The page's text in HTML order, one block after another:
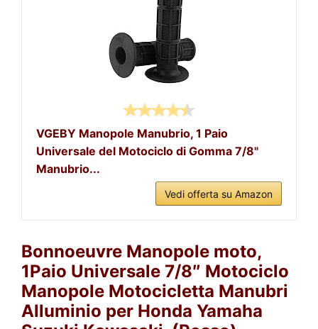
VGEBY Manopole Manubrio, 1 Paio
Universale del Motociclo di Gomma 7/8"
Manubrio...
Vedi offerta su Amazon
Bonnoeuvre Manopole moto,
1Paio Universale 7/8″ Motociclo
Manopole Motocicletta Manubri
Alluminio per Honda Yamaha